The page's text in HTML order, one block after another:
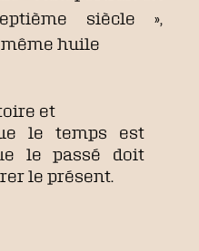
siècle »,
huile
et
le temps est
le passé doit
le présent.